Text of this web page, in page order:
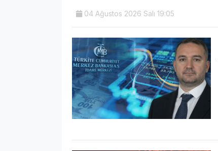
04 Ağustos 2026 Salı 19:05